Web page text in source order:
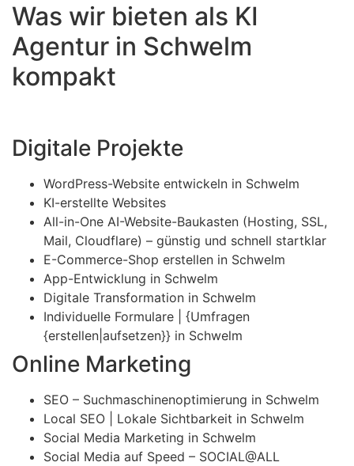
Was wir bieten als KI
Agentur in Schwelm
kompakt
Digitale Projekte
WordPress-Website entwickeln in Schwelm
KI-erstellte Websites
All-in-One AI-Website-Baukasten (Hosting, SSL,
Mail, Cloudflare) – günstig und schnell startklar
E-Commerce-Shop erstellen in Schwelm
App-Entwicklung in Schwelm
Digitale Transformation in Schwelm
Individuelle Formulare | {Umfragen
{erstellen|aufsetzen}} in Schwelm
Online Marketing
SEO – Suchmaschinenoptimierung in Schwelm
Local SEO | Lokale Sichtbarkeit in Schwelm
Social Media Marketing in Schwelm
Social Media auf Speed – SOCIAL@ALL